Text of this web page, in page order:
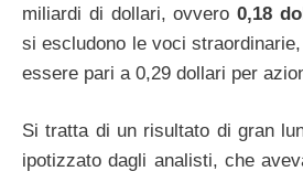
miliardi di dollari, ovvero 0,18
si escludono le voci
essere pari a 0,29 dollari per
Si tratta di un risultato di gran
ipotizzato dagli analisti, che